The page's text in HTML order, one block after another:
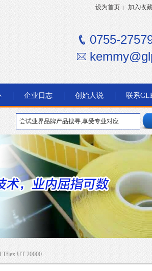
设为首页 | 加入收藏
0755-
企业日志 创始人说 联系
UT 20000